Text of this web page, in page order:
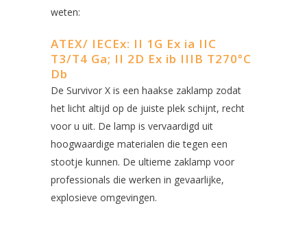
weten:
ATEX/ IECEx: II 1G Ex ia IIC
T3/T4 Ga; II 2D Ex ib IIIB T270°C
Db
De Survivor X is een haakse zaklamp zodat
het licht altijd op de juiste plek schijnt, recht
voor u uit. De lamp is vervaardigd uit
hoogwaardige materialen die tegen een
stootje kunnen. De ultieme zaklamp voor
professionals die werken in gevaarlijke,
explosieve omgevingen.